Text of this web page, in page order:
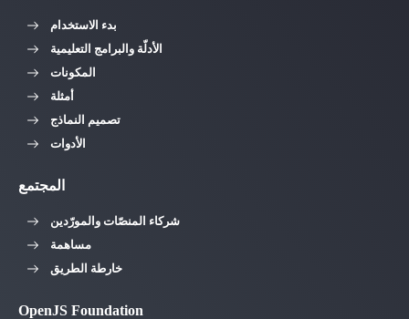
بدء الاستخدام
الأدلّة والبرامج التعليمية
المكونات
أمثلة
تصميم النماذج
الأدوات
المجتمع
شركاء المنصّات والمورّدين
مساهمة
خارطة الطريق
OpenJS Foundation